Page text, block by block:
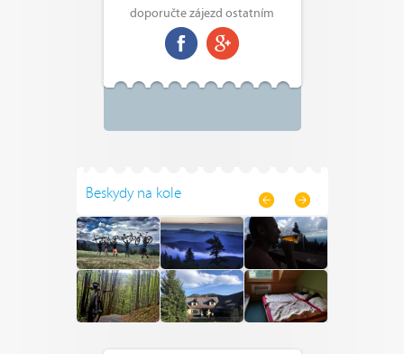
doporučte zájezd ostatním
Beskydy na kole